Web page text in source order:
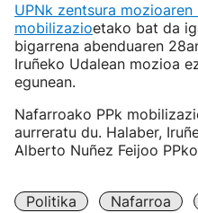
UPNk zentsura
mobilizazioetako bat da
bigarrena abenduaren
Iruñeko Udalean mozioa
egunean.
Nafarroako PPk
aurreratu du. Halaber,
Alberto Nuñez Feijoo
Politika Nafarroa